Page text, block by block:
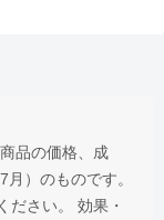
品の価格、成
）のものです。
ださい。 効果・